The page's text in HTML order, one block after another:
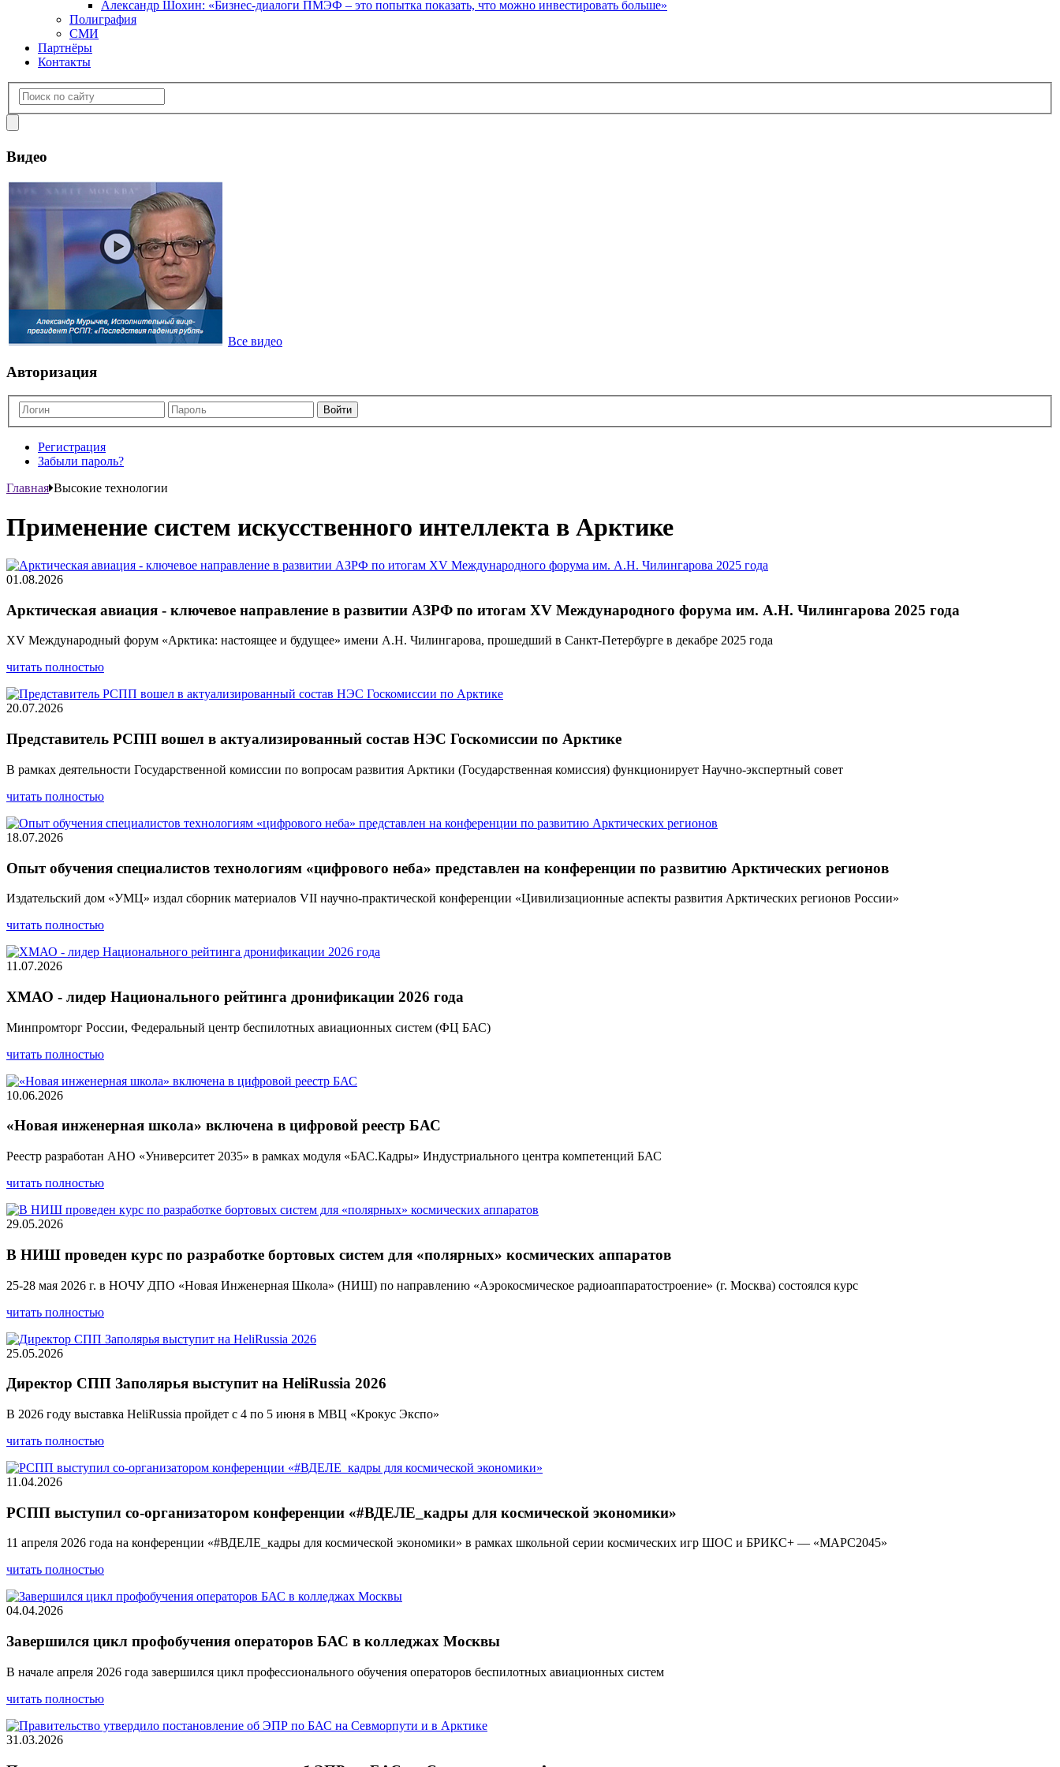
Александр Шохин: «Бизнес-диалоги ПМЭФ – это попытка показать, что можно инвестировать больше»
Полиграфия
СМИ
Партнёры
Контакты
Видео
Все видео
Авторизация
Регистрация
Забыли пароль?
Главная Высокие технологии
Применение систем искусственного интеллекта в Арктике
01.08.2026
Арктическая авиация - ключевое направление в развитии АЗРФ по итогам XV Международного форума им. А.Н. Чилингарова 2025 года
XV Международный форум «Арктика: настоящее и будущее» имени А.Н. Чилингарова, прошедший в Санкт-Петербурге в декабре 2025 года
читать полностью
20.07.2026
Представитель РСПП вошел в актуализированный состав НЭС Госкомиссии по Арктике
В рамках деятельности Государственной комиссии по вопросам развития Арктики (Государственная комиссия) функционирует Научно-экспертный совет
читать полностью
18.07.2026
Опыт обучения специалистов технологиям «цифрового неба» представлен на конференции по развитию Арктических регионов
Издательский дом «УМЦ» издал сборник материалов VII научно-практической конференции «Цивилизационные аспекты развития Арктических регионов России»
читать полностью
11.07.2026
ХМАО - лидер Национального рейтинга дронификации 2026 года
Минпромторг России, Федеральный центр беспилотных авиационных систем (ФЦ БАС)
читать полностью
10.06.2026
«Новая инженерная школа» включена в цифровой реестр БАС
Реестр разработан АНО «Университет 2035» в рамках модуля «БАС.Кадры» Индустриального центра компетенций БАС
читать полностью
29.05.2026
В НИШ проведен курс по разработке бортовых систем для «полярных» космических аппаратов
25-28 мая 2026 г. в НОЧУ ДПО «Новая Инженерная Школа» (НИШ) по направлению «Аэрокосмическое радиоаппаратостроение» (г. Москва) состоялся курс
читать полностью
25.05.2026
Директор СПП Заполярья выступит на HeliRussia 2026
В 2026 году выставка HeliRussia пройдет с 4 по 5 июня в МВЦ «Крокус Экспо»
читать полностью
11.04.2026
РСПП выступил со-организатором конференции «#ВДЕЛЕ_кадры для космической экономики»
11 апреля 2026 года на конференции «#ВДЕЛЕ_кадры для космической экономики» в рамках школьной серии космических игр ШОС и БРИКС+ — «МАРС2045»
читать полностью
04.04.2026
Завершился цикл профобучения операторов БАС в колледжах Москвы
В начале апреля 2026 года завершился цикл профессионального обучения операторов беспилотных авиационных систем
читать полностью
31.03.2026